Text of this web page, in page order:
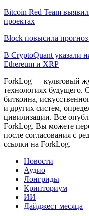
Bitcoin Red Team
проектах
Block повысила
В CryptoQuant указали
Ethereum и XRP
ForkLog — культовый
технологиях будущего.
биткоина,
и других систем,
цивилизации. Все
ForkLog. Вы можете
после согласования с
ссылки на ForkLog.
Новости
Аудио
Лонгриды
Крипториум
ИИ
Дайджест месяца